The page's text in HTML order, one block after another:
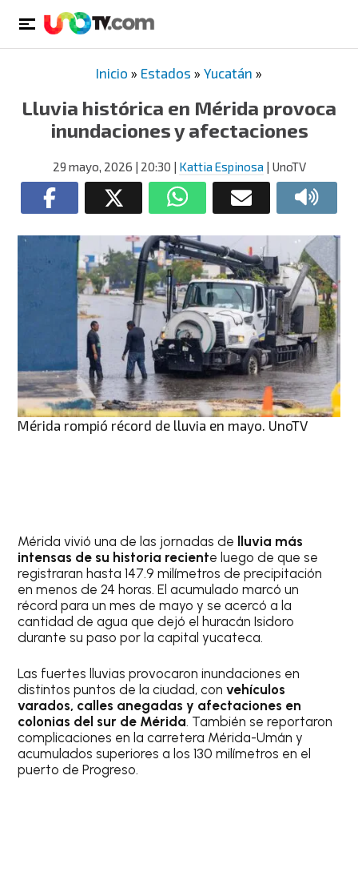
Inicio » Estados » Yucatán »
Lluvia histórica en Mérida provoca
inundaciones y afectaciones
29 mayo, 2026 | 20:30 | Kattia Espinosa | UnoTV
Mérida rompió récord de lluvia en mayo. UnoTV
Mérida vivió una de las jornadas de lluvia más
intensas de su historia reciente luego de que se
registraran hasta 147.9 milímetros de precipitación
en menos de 24 horas. El acumulado marcó un
récord para un mes de mayo y se acercó a la
cantidad de agua que dejó el huracán Isidoro
durante su paso por la capital yucateca.
Las fuertes lluvias provocaron inundaciones en
distintos puntos de la ciudad, convehículos
varados, calles anegadas y afectaciones en
colonias del sur de Mérida. También se reportaron
complicaciones en la carretera Mérida-Umán y
acumulados superiores a los 130 milímetros en el
puerto de Progreso.